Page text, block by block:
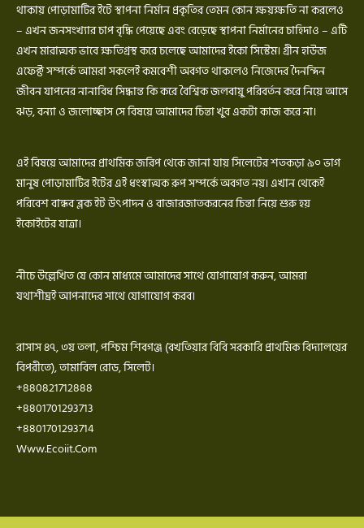
থাকায় পোড়ামাটির ইটে স্থাপনা নির্মান প্রকৃতির তেমন কোন ক্ষয়ক্ষতি না করলেও
– এখন জনসংখ্যার চাপ বৃদ্ধি পেয়েছে এবং বেড়েছে স্থাপনা নির্মানের চাহিদাও – এটি
এখন মারাত্মক ভাবে ক্ষতিগ্রস্থ করে চলেছে আমাদের ইকো সিস্টেম। গ্রীন হাউজ
এফেক্ট সম্পর্কে আমরা সকলেই কমবেশী অবগত থাকলেও নিজেদের দৈনন্দিন
জীবন যাপনের নানাবিধ সিদ্ধান্ত কি করে বৈশ্বিক জলবায়ু পরিবর্তন করে নিয়ে আসে
ঝড়, বন্যা ও জলোচ্ছাস সে বিষয়ে আমাদের চিন্তা খুব একটা কাজ করে না।
এই বিষয়ে আমাদের প্রাথমিক জরিপ থেকে জানা যায় সিলেটের শতকড়া ৯০ ভাগ
মানুষ পোড়ামাটির ইটের এই ধংস্বাত্মক রুপ সম্পর্কে অবগত নয়। এখান থেকেই
পরিবেশ বান্ধব ব্লক ইট উৎপাদন ও বাজারজাতকরনের চিন্তা নিয়ে শুরু হয়
ইকোইটের যাত্রা।
নীচে উল্লেখিত যে কোন মাধ্যমে আমাদের সাথে যোগাযোগ করুন, আমরা
যথাশীঘ্রই আপনাদের সাথে যোগাযোগ করব।
রাসাস ৪৭, ৩য় তলা, পশ্চিম শিবগঞ্জ (বখতিয়ার বিবি সরকারি প্রাথমিক বিদ্যালয়ের
বিপরীতে), তামাবিল রোড, সিলেট।
+880821712888
+8801701293713
+8801701293714
Www.ecoiit.com